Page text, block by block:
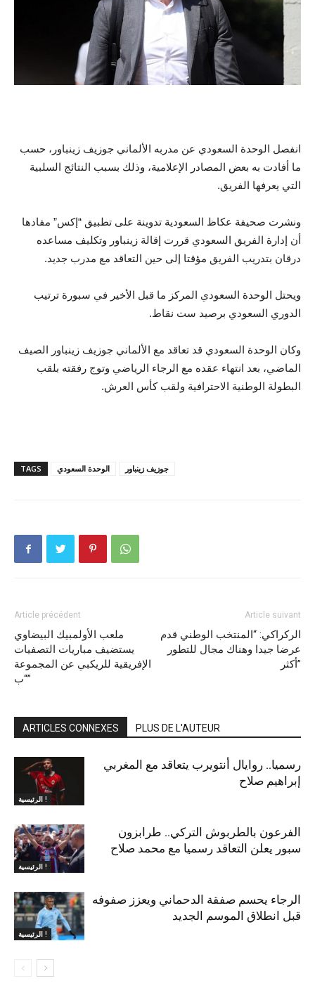
انفصل الوحدة السعودي عن مدربه الألماني جوزيف زينباور، حسب
ما أفادت به بعض المصادر الإعلامية، وذلك بسبب النتائج السلبية
التي يعرفها الفريق.
ونشرت صحيفة عكاظ السعودية تدوينة على تطبيق “إكس” مفادها
أن إدارة الفريق السعودي قررت إقالة زينباور وتكليف مساعده
درقان بتدريب الفريق مؤقتا إلى حين التعاقد مع مدرب جديد.
ويحتل الوحدة السعودي المركز ما قبل الأخير في سبورة ترتيب
الدوري السعودي برصيد ست نقاط.
وكان الوحدة السعودي قد تعاقد مع الألماني جوزيف زينباور الصيف
الماضي، بعد انتهاء عقده مع الرجاء الرياضي وتوج رفقته بلقب
البطولة الوطنية الاحترافية ولقب كأس العرش.
TAGS الوحدة السعودي جوزيف زينباور
Article précédent
ملعب الأولمبيك البيضاوي
يستضيف مباريات التصفيات
الإفريقية للريكبي عن المجموعة
“ب”
Article suivant
الركراكي: “المنتخب الوطني قدم
عرضا جيدا وهناك مجال للتطور
أكثر”
ARTICLES CONNEXES PLUS DE L'AUTEUR
الرئيسية !
رسميا.. روايال أنتويرب يتعاقد مع المغربي
إبراهيم صلاح
الرئيسية !
الفرعون بالطربوش التركي.. طرابزون
سبور يعلن التعاقد رسميا مع محمد صلاح
الرئيسية !
الرجاء يحسم صفقة الدحماني ويعزز صفوفه
قبل انطلاق الموسم الجديد